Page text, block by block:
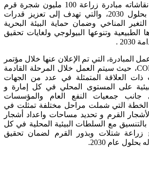
وتناول المجلس في نقاشاته مبادرة زراعة 100 مليون شجرة قرم
على مستوى الدولة بحلول 2030، والتي تهدف إلى تعزيز قدرات
المناخي وضمان حماية البيئة البحرية
الطبيعية وتنوعها البيولوجي ولغايات تحقيق
.
التي تم الإعلان عنها خلال مؤتمر
، حيث سيتم العمل خلال المرحلة القادمة
ذات العلاقة المتمثلة في عدد من الجهات
البيئية على المستوى المحلي في كل إمارة و
جانب جمعيات النفع العام والمؤسسات
الخطة التي شملت مراحل مختلفة تمثلت في
القرم و تحديد مساحات واعداد أشجار
مع السلطات البيئية المحلية في كل
زراعة شتلات وبذور القرم لضمان تحقيق
عام 2030.